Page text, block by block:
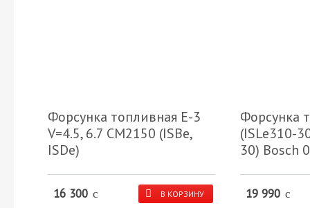
Форсунка топливная Е-3
V=4.5, 6.7 CM2150 (ISBe,
ISDe)
16 300 c В КОРЗИНУ
Форсунка
(ISLe310-
30) Bosch
19 990 c